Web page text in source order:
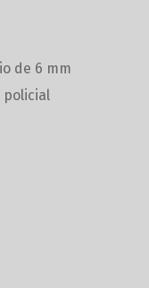
de 6 mm
policial